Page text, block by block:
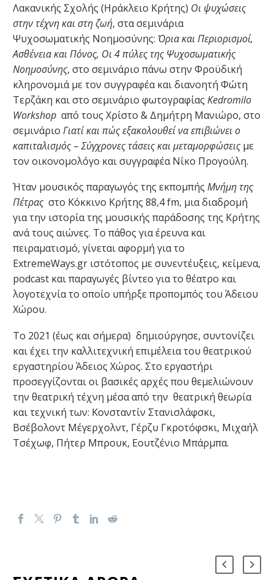
Λακανικής Σχολής (Ηράκλειο Κρήτης) Οι ψυχώσεις
στην τέχνη και στη ζωή, στα σεμινάρια
Ψυχοσωματικής Νοημοσύνης: Όρια και Περιορισμοί,
Ασθένεια και Πόνος, Οι 4 πύλες της Ψυχοσωματικής
Νοημοσύνης, στο σεμινάριο πάνω στην Φροϋδική
κληρονομιά με τον συγγραφέα και διανοητή Φώτη
Τερζάκη και στο σεμινάριο φωτογραφίας Kedromilo
Workshop από τους Χρίστο & Δημήτρη Μανιώρο, στο
σεμινάριο Γιατί και πώς εξακολουθεί να επιβιώνει ο
καπιταλισμός–Σύγχρονες τάσεις και μεταμορφώσειςμε
τον οικονομολόγο και συγγραφέα Νίκο Προγούλη.
Ήταν μουσικός παραγωγός της εκπομπής Μνήμη της
Πέτρας στο Κόκκινο Κρήτης 88,4 fm, μια διαδρομή
για την ιστορία της μουσικής παράδοσης της Κρήτης
ανά τους αιώνες. Το πάθος για έρευνα και
πειραματισμό, γίνεται αφορμή για το
ExtremeWays.gr ιστότοπος με συνεντέυξεις, κείμενα,
podcast και παραγωγές βίντεο για το θέατρο και
λογοτεχνία το οποίο υπήρξε προπομπός του Άδειου
Χώρου.
Το 2021 (έως και σήμερα) δημιούργησε, συντονίζει
και έχει την καλλιτεχνική επιμέλεια του θεατρικού
εργαστηρίου Άδειος Χώρος. Στο εργαστήρι
προσεγγίζονται οι βασικές αρχές που θεμελιώνουν
την θεατρική τέχνη μέσα από την θεατρική θεωρία
και τεχνική των: Κονσταντίν Στανισλάφσκι,
Βσέβολοντ Μέγερχολντ, Γέρζυ Γκροτόφσκι, Μιχαήλ
Τσέχωφ, Πήτερ Μπρουκ, Εουτζένιο Μπάρμπα.